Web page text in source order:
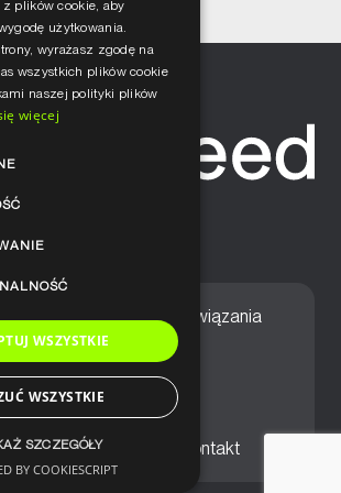
Nasze podejście Rozwiązania
Usługi Aktualności
warunki sprzedaży Kontakt
z plików cookie, aby
użytkowania.
wyrażasz zgodę na
wszystkich plików cookie
naszej polityki plików
więcej
WSZYSTKIE
WSZYSTKIE
SZCZEGÓŁY
BY COOKIESCRIPT